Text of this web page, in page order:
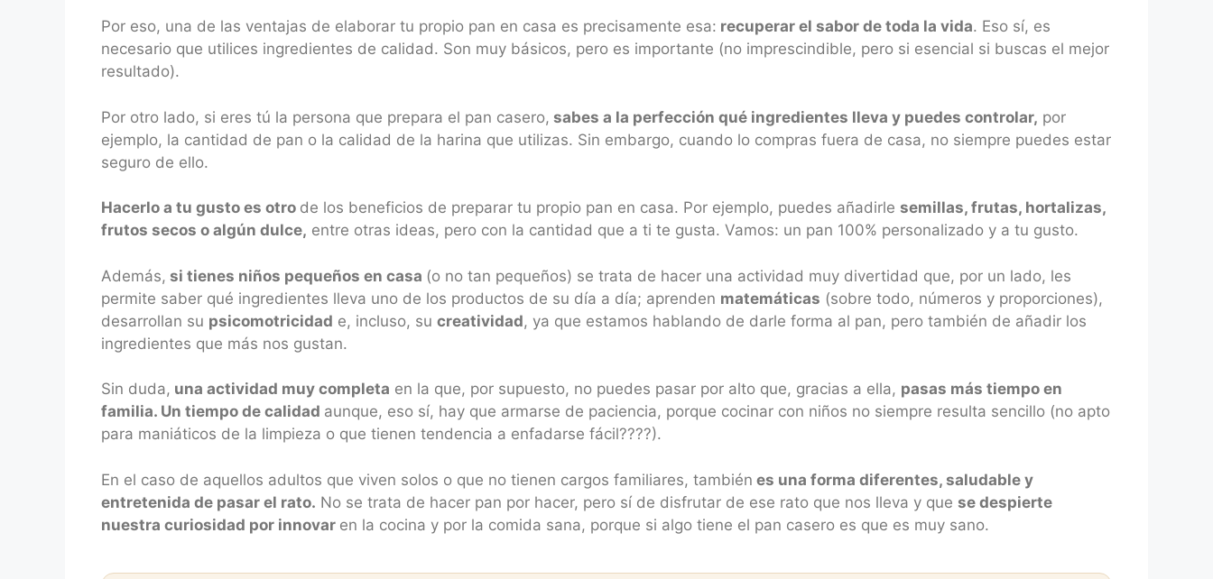
Por eso, una de las ventajas de elaborar tu propio pan en casa es precisamente esa: recuperar el sabor de toda la vida. Eso sí, es
necesario que utilices ingredientes de calidad. Son muy básicos, pero es importante (no imprescindible, pero si esencial si buscas el mejor
resultado).
Por otro lado, si eres tú la persona que prepara el pan casero, sabes a la perfección qué ingredientes lleva y puedes controlar, por
ejemplo, la cantidad de pan o la calidad de la harina que utilizas. Sin embargo, cuando lo compras fuera de casa, no siempre puedes estar
seguro de ello.
Hacerlo a tu gusto es otro de los beneficios de preparar tu propio pan en casa. Por ejemplo, puedes añadirle semillas, frutas, hortalizas,
frutos secos o algún dulce, entre otras ideas, pero con la cantidad que a ti te gusta. Vamos: un pan 100% personalizado y a tu gusto.
Además, si tienes niños pequeños en casa (o no tan pequeños) se trata de hacer una actividad muy divertidad que, por un lado, les
permite saber qué ingredientes lleva uno de los productos de su día a día; aprenden matemáticas (sobre todo, números y proporciones),
desarrollan su psicomotricidad e, incluso, su creatividad, ya que estamos hablando de darle forma al pan, pero también de añadir los
ingredientes que más nos gustan.
Sin duda, una actividad muy completa en la que, por supuesto, no puedes pasar por alto que, gracias a ella, pasas más tiempo en
familia. Un tiempo de calidad aunque, eso sí, hay que armarse de paciencia, porque cocinar con niños no siempre resulta sencillo (no apto
para maniáticos de la limpieza o que tienen tendencia a enfadarse fácil????).
En el caso de aquellos adultos que viven solos o que no tienen cargos familiares, también es una forma diferentes, saludable y
entretenida de pasar el rato. No se trata de hacer pan por hacer, pero sí de disfrutar de ese rato que nos lleva y que se despierte
nuestra curiosidad por innovar en la cocina y por la comida sana, porque si algo tiene el pan casero es que es muy sano.